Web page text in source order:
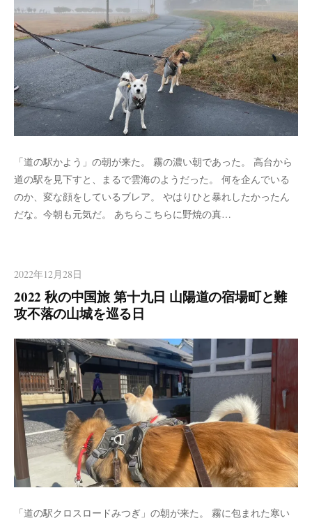
「道の駅かよう」の朝が来た。 霧の濃い朝であった。 高台から
道の駅を見下すと、まるで雲海のようだった。 何を企んでいる
のか、変な顔をしているブレア。 やはりひと暴れしたかったん
だな。今朝も元気だ。 あちらこちらに野焼の真…
2022年12月28日
2022 秋の中国旅 第十九日 山陽道の宿場町と難
攻不落の山城を巡る日
「道の駅クロスロードみつぎ」の朝が来た。 霧に包まれた寒い